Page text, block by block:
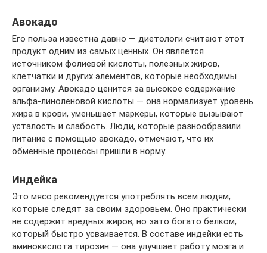
Авокадо
Его польза известна давно — диетологи считают этот
продукт одним из самых ценных. Он является
источником фолиевой кислоты, полезных жиров,
клетчатки и других элементов, которые необходимы
организму. Авокадо ценится за высокое содержание
альфа-линоленовой кислоты — она нормализует уровень
жира в крови, уменьшает маркеры, которые вызывают
усталость и слабость. Люди, которые разнообразили
питание с помощью авокадо, отмечают, что их
обменные процессы пришли в норму.
Индейка
Это мясо рекомендуется употреблять всем людям,
которые следят за своим здоровьем. Оно практически
не содержит вредных жиров, но зато богато белком,
который быстро усваивается. В составе индейки есть
аминокислота тирозин — она улучшает работу мозга и